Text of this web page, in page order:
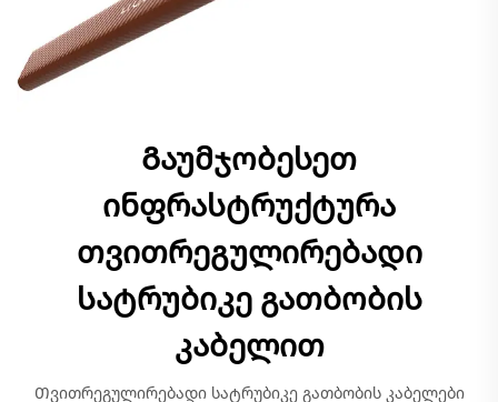
Გაუმჯობესეთ
ინფრასტრუქტურა
თვითრეგულირებადი
სატრუბიკე გათბობის
კაბელით
Თვითრეგულირებადი სატრუბიკე გათბობის კაბელები